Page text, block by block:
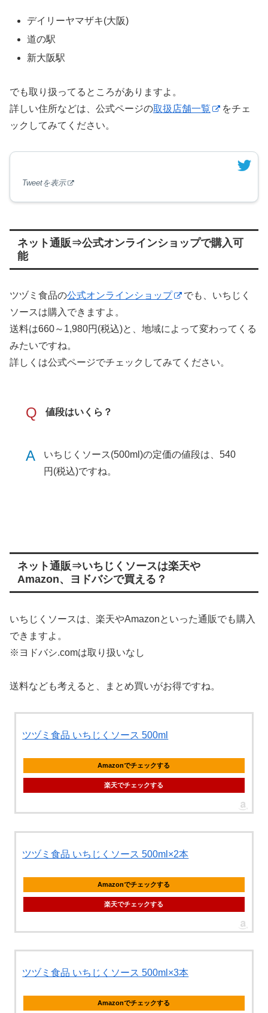
デイリーヤマザキ(大阪)
道の駅
新大阪駅
でも取り扱ってるところがありますよ。
詳しい住所などは、公式ページの取扱店舗一覧
をチェ
ックしてみてください。
Tweetを表示
ネット通販⇒公式オンラインショップで購入可
能
ツヅミ食品の公式オンラインショップ
でも、いちじく
ソースは購入できますよ。
送料は660～1,980円(税込)と、地域によって変わってくる
みたいですね。
詳しくは公式ページでチェックしてみてください。
Q 値段はいくら？
A
いちじくソース(500ml)の定価の値段は、540
円(税込)ですね。
ネット通販⇒いちじくソースは楽天や
Amazon、ヨドバシで買える？
いちじくソースは、楽天やAmazonといった通販でも購入
できますよ。
※ヨドバシ.comは取り扱いなし
送料なども考えると、まとめ買いがお得ですね。
ツヅミ食品 いちじくソース 500ml
Amazonでチェックする
楽天でチェックする
ツヅミ食品 いちじくソース 500ml×2本
Amazonでチェックする
楽天でチェックする
ツヅミ食品 いちじくソース 500ml×3本
Amazonでチェックする